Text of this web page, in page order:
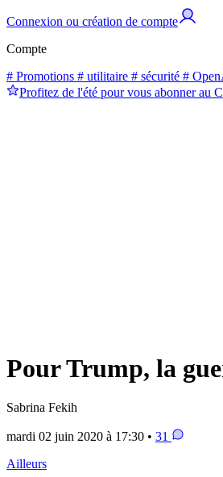
Connexion ou création de compte
Compte
# Promotions # utilitaire # sécurité #
Profitez de l'été pour vous abonner au
Pour Trump, la
Sabrina Fekih
mardi 02 juin 2020 à 17:30 • 31
Ailleurs